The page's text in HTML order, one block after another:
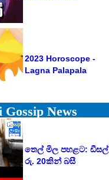
2023 Horoscope -
Lagna Palapala
News
තෙල් මිල පහළට: ඩීසල්
රු. 20කින් බසී